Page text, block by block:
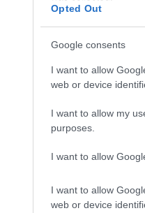
Opted Out
Google consents
I want to allow
web or device
I want to allow my
purposes.
I want to allow
I want to allow
web or device